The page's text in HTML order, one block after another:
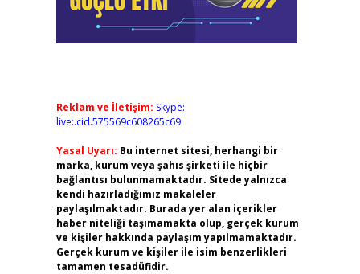
Reklam ve İletişim: Skype:
live:.cid.575569c608265c69
Yasal Uyarı: Bu internet sitesi, herhangi bir
marka, kurum veya şahıs şirketi ile hiçbir
bağlantısı bulunmamaktadır. Sitede yalnızca
kendi hazırladığımız makaleler
paylaşılmaktadır. Burada yer alan içerikler
haber niteliği taşımamakta olup, gerçek kurum
ve kişiler hakkında paylaşım yapılmamaktadır.
Gerçek kurum ve kişiler ile isim benzerlikleri
tamamen tesadüfidir.